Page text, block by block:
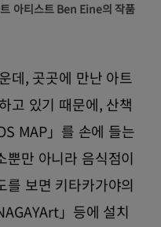
아티스트 Ben Eine의 작품
데, 곳곳에 만난 아트
고 있기 때문에, 산책
MAP」를 손에 들는
뿐만 아니라 음식점이
를 보면 키타카가야의
」등에 설치